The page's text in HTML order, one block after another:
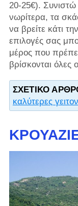
20-25€).
νωρίτερα, τα
να βρείτε κάτι
επιλογές σας
μέρος που
βρίσκονται όλες
ΣΧΕΤΙΚΌ
καλύτερες